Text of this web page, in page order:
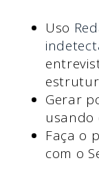
Uso
Gerar
usando
Faça o
com o